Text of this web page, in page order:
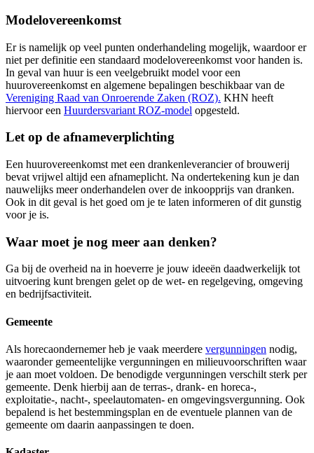
Modelovereenkomst
Er is namelijk op veel punten onderhandeling mogelijk, waardoor er
niet per definitie een standaard modelovereenkomst voor handen is.
In geval van huur is een veelgebruikt model voor een
huurovereenkomst en algemene bepalingen beschikbaar van de
Vereniging Raad van Onroerende Zaken (ROZ). KHN heeft
hiervoor een Huurdersvariant ROZ-model opgesteld.
Let op de afnameverplichting
Een huurovereenkomst met een drankenleverancier of brouwerij
bevat vrijwel altijd een afnameplicht. Na ondertekening kun je dan
nauwelijks meer onderhandelen over de inkoopprijs van dranken.
Ook in dit geval is het goed om je te laten informeren of dit gunstig
voor je is.
Waar moet je nog meer aan denken?
Ga bij de overheid na in hoeverre je jouw ideeën daadwerkelijk tot
uitvoering kunt brengen gelet op de wet- en regelgeving, omgeving
en bedrijfsactiviteit.
Gemeente
Als horecaondernemer heb je vaak meerdere vergunningen nodig,
waaronder gemeentelijke vergunningen en milieuvoorschriften waar
je aan moet voldoen. De benodigde vergunningen verschilt sterk per
gemeente. Denk hierbij aan de terras-, drank- en horeca-,
exploitatie-, nacht-, speelautomaten- en omgevingsvergunning. Ook
bepalend is het bestemmingsplan en de eventuele plannen van de
gemeente om daarin aanpassingen te doen.